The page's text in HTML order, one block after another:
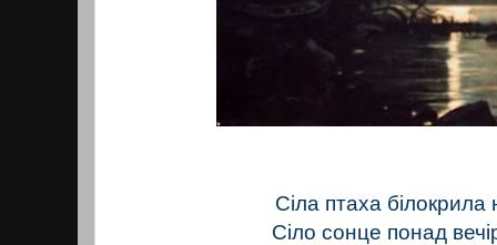
Сіла птаха
Сіло сонце понад